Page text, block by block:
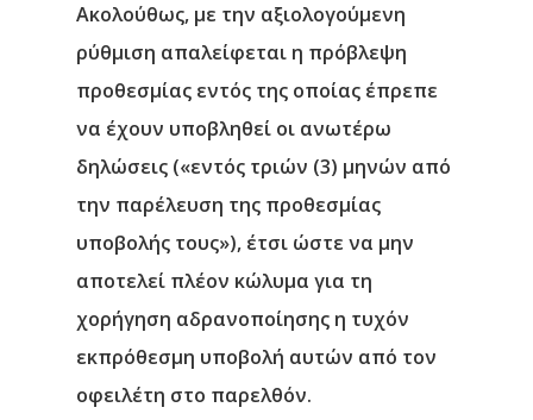
Ακολούθως, με την αξιολογούμενη
ρύθμιση απαλείφεται η πρόβλεψη
προθεσμίας εντός της οποίας έπρεπε
να έχουν υποβληθεί οι ανωτέρω
δηλώσεις («εντός τριών (3) μηνών από
την παρέλευση της προθεσμίας
υποβολής τους»), έτσι ώστε να μην
αποτελεί πλέον κώλυμα για τη
χορήγηση αδρανοποίησης η τυχόν
εκπρόθεσμη υποβολή αυτών από τον
οφειλέτη στο παρελθόν.